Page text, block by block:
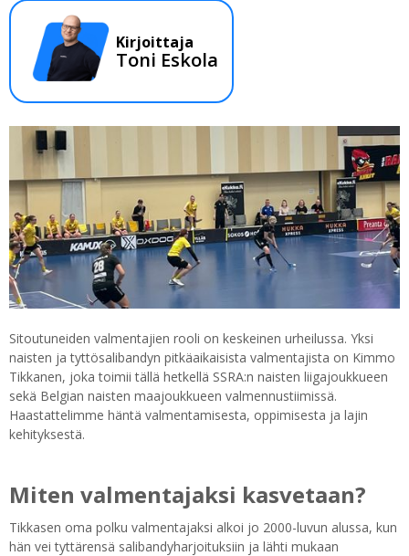
Kirjoittaja
Toni Eskola
Sitoutuneiden valmentajien rooli on keskeinen urheilussa. Yksi
naisten ja tyttösalibandyn pitkäaikaisista valmentajista on Kimmo
Tikkanen, joka toimii tällä hetkellä SSRA:n naisten liigajoukkueen
sekä Belgian naisten maajoukkueen valmennustiimissä.
Haastattelimme häntä valmentamisesta, oppimisesta ja lajin
kehityksestä.
Miten valmentajaksi kasvetaan?
Tikkasen oma polku valmentajaksi alkoi jo 2000-luvun alussa, kun
hän vei tyttärensä salibandyharjoituksiin ja lähti mukaan